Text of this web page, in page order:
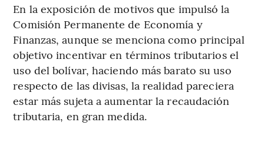
En la exposición de motivos que impulsó la
Comisión Permanente de Economía y
Finanzas, aunque se menciona como principal
objetivo incentivar en términos tributarios el
uso del bolívar, haciendo más barato su uso
respecto de las divisas, la realidad pareciera
estar más sujeta a aumentar la recaudación
tributaria, en gran medida.